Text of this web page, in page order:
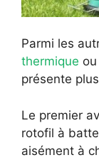
Parmi les
thermique ou
présente
Le premier
rotofil à
aisément à